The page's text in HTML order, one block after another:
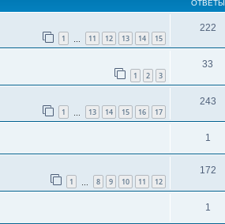
ОТВЕТЫ
1 11 12 13 14 15
222
1 2 3
33
1 13 14 15 16 17
243
1
1 8 9 10 11 12
172
1